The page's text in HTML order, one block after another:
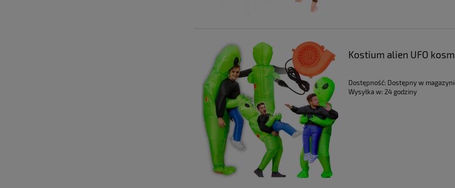
Kostium alien UFO
Dostępność: Dostępny w
Wysyłka w: 24 godziny